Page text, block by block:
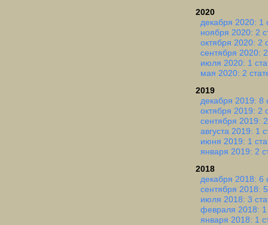
2020
декабря 2020: 1
ноября 2020: 2
октября 2020: 2
сентября 2020:
июля 2020: 1
мая 2020: 2
2019
декабря 2019: 8
октября 2019: 2
сентября 2019:
августа 2019: 1
июня 2019: 1
января 2019: 2
2018
декабря 2018: 6
сентября 2018:
июля 2018: 3
февраля 2018: 1
января 2018: 1